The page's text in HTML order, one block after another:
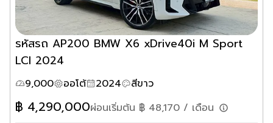
รหัสรถ AP200 BMW X6 xDrive40i M Sport
LCI 2024
9,000 ออโต้ 2024 สีขาว
฿ 4,290,000ผ่อนเริ่มต้น ฿ 48,170 / เดือน